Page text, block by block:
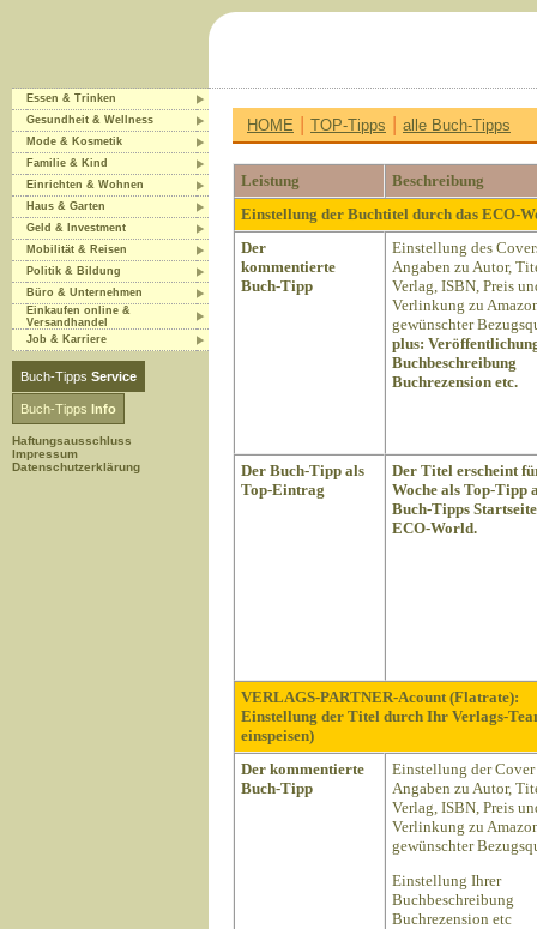
Essen & Trinken
Gesundheit & Wellness
Mode & Kosmetik
Familie & Kind
Einrichten & Wohnen
Haus & Garten
Geld & Investment
Mobilität & Reisen
Politik & Bildung
Büro & Unternehmen
Einkaufen online &
Versandhandel
Job & Karriere
Buch-Tipps Service
Buch-Tipps Info
Haftungsausschluss
Impressum
Datenschutzerklärung
HOME | TOP-Tipps | alle Buch-Tipps
Leistung
Beschreibung
Einstellung der Buchtitel durch das ECO-
Der
kommentierte
Buch-Tipp
Einstellung des
Angaben zu Autor,
Verlag, ISBN, Preis
Verlinkung zu
gewünschter
plus:
Buchbeschreibung
Buchrezension etc.
Der Buch-Tipp als
Top-Eintrag
Der Titel erscheint
Woche als Top-Tipp
Buch-Tipps
ECO-World.
VERLAGS-PARTNER-Acount (Flatrate):
Einstellung der Titel durch Ihr Verlags-
einspeisen)
Der kommentierte
Buch-Tipp
Einstellung der
Angaben zu Autor,
Verlag, ISBN, Preis
Verlinkung zu
gewünschter
Einstellung Ihrer
Buchbeschreibung
Buchrezension etc